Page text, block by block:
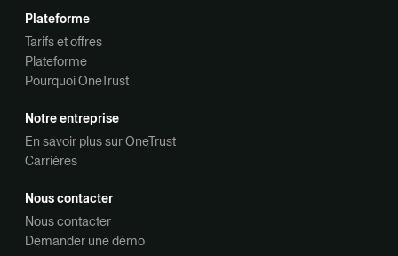
Plateforme
Tarifs et offres
Plateforme
Pourquoi OneTrust
Notre entreprise
En savoir plus sur OneTrust
Carrières
Nous contacter
Nous contacter
Demander une démo